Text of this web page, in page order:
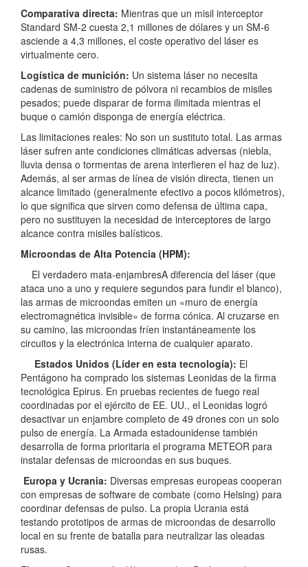
Comparativa directa: Mientras que un misil interceptor
Standard SM-2 cuesta 2,1 millones de dólares y un SM-6
asciende a 4,3 millones, el coste operativo del láser es
virtualmente cero.
Logística de munición: Un sistema láser no necesita
cadenas de suministro de pólvora ni recambios de misiles
pesados; puede disparar de forma ilimitada mientras el
buque o camión disponga de energía eléctrica.
Las limitaciones reales: No son un sustituto total. Las armas
láser sufren ante condiciones climáticas adversas (niebla,
lluvia densa o tormentas de arena interfieren el haz de luz).
Además, al ser armas de línea de visión directa, tienen un
alcance limitado (generalmente efectivo a pocos kilómetros),
lo que significa que sirven como defensa de última capa,
pero no sustituyen la necesidad de interceptores de largo
alcance contra misiles balísticos.
Microondas de Alta Potencia (HPM):
El verdadero mata-enjambresA diferencia del láser (que
ataca uno a uno y requiere segundos para fundir el blanco),
las armas de microondas emiten un «muro de energía
electromagnética invisible» de forma cónica. Al cruzarse en
su camino, las microondas fríen instantáneamente los
circuitos y la electrónica interna de cualquier aparato.
Estados Unidos (Líder en esta tecnología): El
Pentágono ha comprado los sistemas Leonidas de la firma
tecnológica Epirus. En pruebas recientes de fuego real
coordinadas por el ejército de EE. UU., el Leonidas logró
desactivar un enjambre completo de 49 drones con un solo
pulso de energía. La Armada estadounidense también
desarrolla de forma prioritaria el programa METEOR para
instalar defensas de microondas en sus buques.
Europa y Ucrania: Diversas empresas europeas cooperan
con empresas de software de combate (como Helsing) para
coordinar defensas de pulso. La propia Ucrania está
testando prototipos de armas de microondas de desarrollo
local en su frente de batalla para neutralizar las oleadas
rusas.